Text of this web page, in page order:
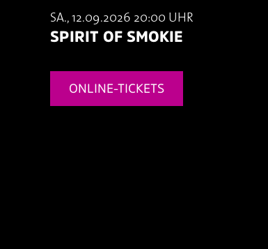
SA., 12.09.2026 20:00 UHR
SPIRIT OF SMOKIE
ONLINE-TICKETS